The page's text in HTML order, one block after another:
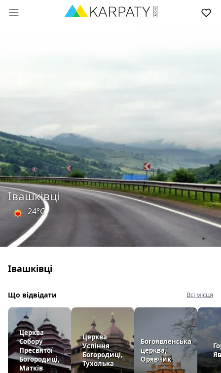
Івашківці
24°C
Івашківці
Що відвідати Всі місця
Церква
Собору
Пресвятої
Богородиці,
Матків
Церква
Успіння
Богородиці,
Тухолька
Богоявленська
церква,
Орявчик